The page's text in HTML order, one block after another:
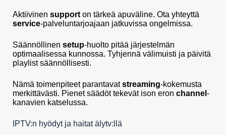
Aktiivinen support on tärkeä apuväline. Ota yhteyttä
service-palveluntarjoajaan jatkuvissa ongelmissa.
Säännöllinen setup-huolto pitää järjestelmän
optimaalisessa kunnossa. Tyhjennä välimuisti ja päivitä
playlist säännöllisesti.
Nämä toimenpiteet parantavatstreaming-kokemusta
merkittävästi. Pienet säädöt tekevät ison eron channel -
kanavien katselussa.
IPTV:n hyödyt ja haitat älytv:llä